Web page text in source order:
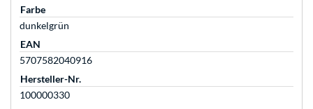
Farbe
dunkelgrün
EAN
5707582040916
Hersteller-Nr.
100000330